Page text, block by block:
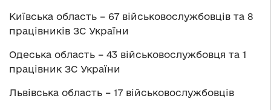
Київська область – 67 військовослужбовців та 8
працівників ЗС України
Одеська область – 43 військовослужбовця та 1
працівник ЗС України
Львівська область – 17 військовослужбовців